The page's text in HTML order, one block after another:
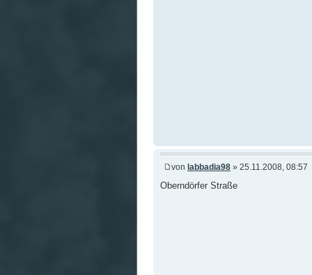
von labbadia98 » 25.11.2008, 08:57
Oberndörfer Straße